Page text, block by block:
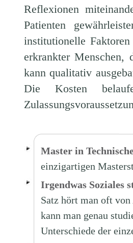
Reflexionen
Patienten
institutionelle
erkrankter Menschen,
kann qualitativ
Die Kosten
Master in
einzigartigen
Irgendwas Soziales
Satz hört man oft
kann man genau
Unterschiede der